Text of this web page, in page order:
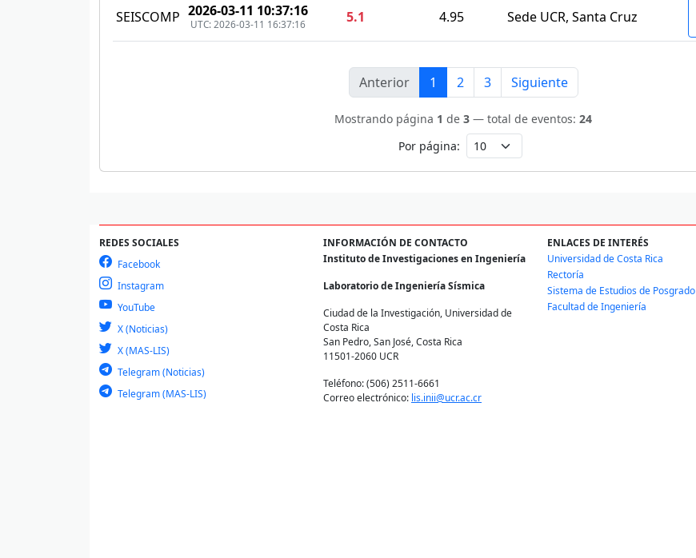
SEISCOMP 2026-03-11 10:37:16
UTC: 2026-03-11 16:37:16 5.1 4.95 Sede UCR, Santa Cruz
Anterior 1 2 3 Siguiente
Mostrando página 1 de3 — total de eventos:24
Por página:
REDES SOCIALES
Facebook
Instagram
YouTube
X (Noticias)
X (MAS-LIS)
Telegram (Noticias)
Telegram (MAS-LIS)
INFORMACIÓN DE CONTACTO
Instituto de Investigaciones en Ingeniería
Laboratorio de Ingeniería Sísmica
Ciudad de la Investigación, Universidad de
Costa Rica
San Pedro, San José, Costa Rica
11501-2060 UCR
Teléfono: (506) 2511-6661
Correo electrónico: lis.inii@ucr.ac.cr
ENLACES DE INTERÉS
Universidad de Costa Rica
Rectoría
Sistema de Estudios de Posgrado
Facultad de Ingeniería